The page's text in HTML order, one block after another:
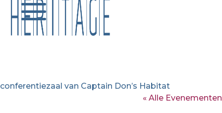
conferentiezaal van Captain Don’s Habitat
« Alle Evenementen